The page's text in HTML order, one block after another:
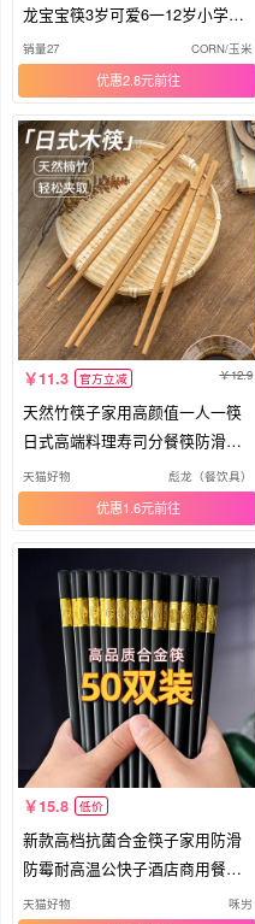
龙宝宝筷3岁可爱6一12岁小学生
短筷
销量27 CORN/玉米
优惠2.8元
11.3 官方立减 12.9
天然竹筷子家用高颜值一人一筷
日式高端料理寿司分餐筷防滑实
木筷
天猫好物 彪龙（餐饮具）
优惠1.6元
15.8 低价
新款高档抗菌合金筷子家用防滑
防霉耐高温公快子酒店商用餐饮
批发
天猫好物 咊屴